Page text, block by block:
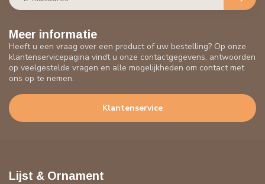
Meer informatie
Heeft u een vraag over een product of uw bestelling? Op onze
klantenservicepagina vindt u onze contactgegevens, antwoorden
op veelgestelde vragen en alle mogelijkheden om contact met
ons op te nemen.
Klantenservice
Lijst & Ornament